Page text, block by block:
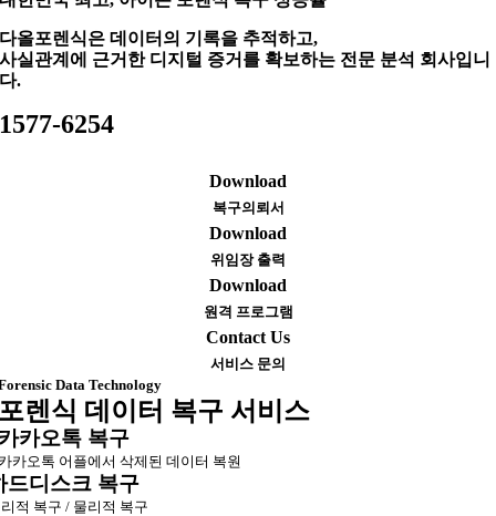
다올포렌식은 데이터의 기록을 추적하고,
사실관계에 근거한 디지털 증거를 확보하는 전문 분석 회사입니
다.
1577-6254
Download
복구의뢰서
Download
위임장 출력
Download
원격 프로그램
Contact Us
서비스 문의
Data Technology
렌식 데이터 복구 서비스
카오톡 복구
카오톡 어플에서 삭제된 데이터 복원
드디스크 복구
적 복구 / 물리적 복구